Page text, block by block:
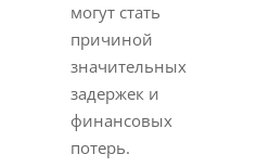
могут стать
причиной
значительных
задержек и
финансовых
потерь.